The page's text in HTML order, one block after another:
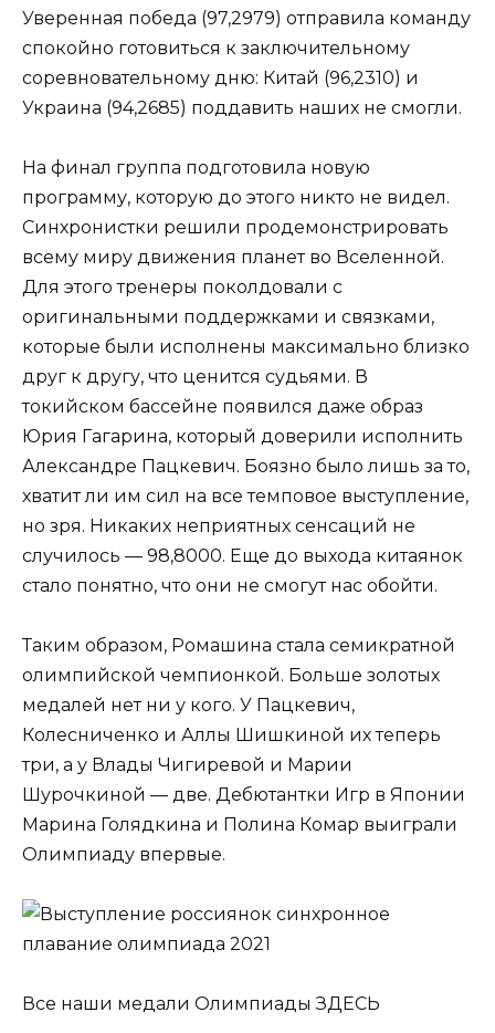
Уверенная победа (97,2979) отправила команду
спокойно готовиться к заключительному
соревновательному дню: Китай (96,2310) и
Украина (94,2685) поддавить наших не смогли.
На финал группа подготовила новую
программу, которую до этого никто не видел.
Синхронистки решили продемонстрировать
всему миру движения планет во Вселенной.
Для этого тренеры поколдовали с
оригинальными поддержками и связками,
которые были исполнены максимально близко
друг к другу, что ценится судьями. В
токийском бассейне появился даже образ
Юрия Гагарина, который доверили исполнить
Александре Пацкевич. Боязно было лишь за то,
хватит ли им сил на все темповое выступление,
но зря. Никаких неприятных сенсаций не
случилось — 98,8000. Еще до выхода китаянок
стало понятно, что они не смогут нас обойти.
Таким образом, Ромашина стала семикратной
олимпийской чемпионкой. Больше золотых
медалей нет ни у кого. У Пацкевич,
Колесниченко и Аллы Шишкиной их теперь
три, а у Влады Чигиревой и Марии
Шурочкиной — две. Дебютантки Игр в Японии
Марина Голядкина и Полина Комар выиграли
Олимпиаду впервые.
Все наши медали Олимпиады ЗДЕСЬ